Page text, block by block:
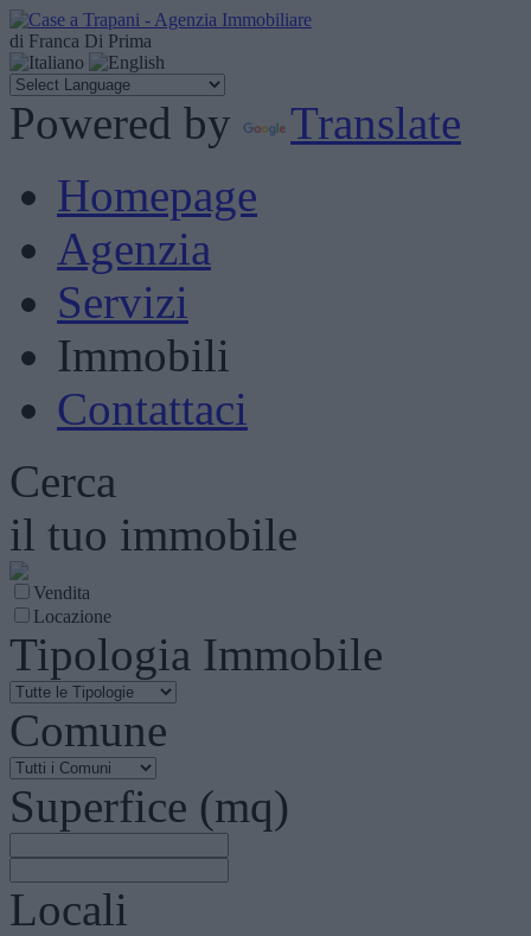
di Franca Di Prima
Powered by
Translate
Homepage
Agenzia
Servizi
Immobili
Contattaci
Cerca
il tuo immobile
Vendita
Locazione
Tipologia Immobile
Comune
Superfice (mq)
Locali